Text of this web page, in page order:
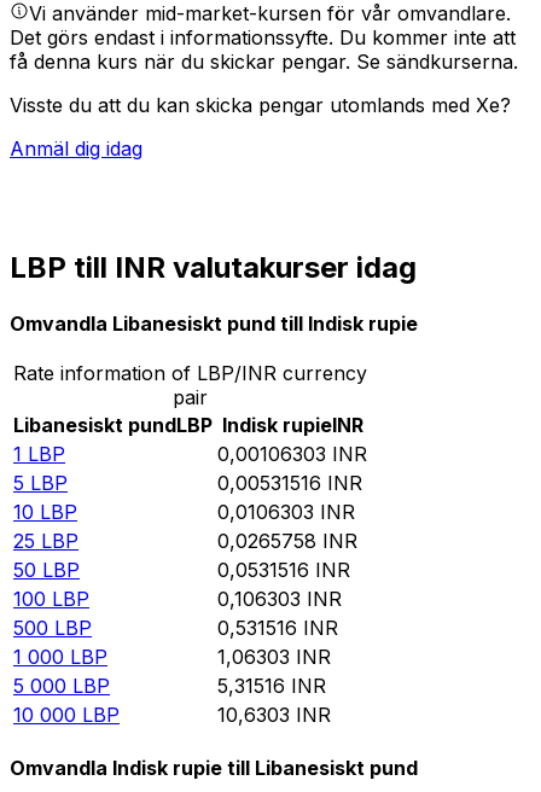
Vi använder mid-market-kursen för vår omvandlare.
Det görs endast i informationssyfte. Du kommer inte att
få denna kurs när du skickar pengar. Se sändkurserna.
Visste du att du kan skicka pengar utomlands med Xe?
Anmäl dig idag
LBP till INR valutakurser idag
Omvandla Libanesiskt pund till Indisk rupie
Rate information of LBP/INR currency
pair
Libanesiskt pundLBP Indisk rupieINR
1 LBP 0,00106303 INR
5 LBP 0,00531516 INR
10 LBP 0,0106303 INR
25 LBP 0,0265758 INR
50 LBP 0,0531516 INR
100 LBP 0,106303 INR
500 LBP 0,531516 INR
1 000 LBP 1,06303 INR
5 000 LBP 5,31516 INR
10 000 LBP 10,6303 INR
Omvandla Indisk rupie till Libanesiskt pund